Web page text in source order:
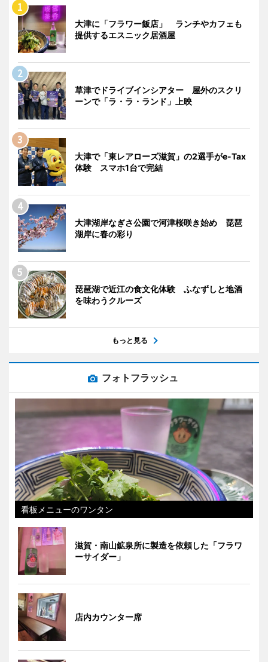
大津に「フラワー飯店」 ランチやカフェも
提供するエスニック居酒屋
草津でドライブインシアター 屋外のスクリ
ーンで「ラ・ラ・ランド」上映
大津で「東レアローズ滋賀」の2選手がe-Tax
体験 スマホ1台で完結
大津湖岸なぎさ公園で河津桜咲き始め 琵琶
湖岸に春の彩り
琵琶湖で近江の食文化体験 ふなずしと地酒
を味わうクルーズ
もっと見る
フォトフラッシュ
看板メニューのワンタン
滋賀・南山鉱泉所に製造を依頼した「フラワ
ーサイダー」
店内カウンター席